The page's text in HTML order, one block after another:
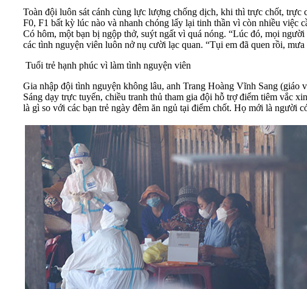
Toàn đội luôn sát cánh cùng lực lượng chống dịch, khi thì trực chốt, trực
F0, F1 bất kỳ lúc nào và nhanh chóng lấy lại tinh thần vì còn nhiều việc
Có hôm, một bạn bị ngộp thở, suýt ngất vì quá nóng. “Lúc đó, mọi
các tình nguyện viên luôn nở nụ cười lạc quan. “Tụi em đã quen rồi,
Tuổi trẻ hạnh phúc vì làm tình nguyện viên
Gia nhập đội tình nguyện không lâu, anh Trang Hoàng Vĩnh Sang
Sáng dạy trực tuyến, chiều tranh thủ tham gia đội hỗ trợ điểm tiêm vắc
là gì so với các bạn trẻ ngày đêm ăn ngủ tại điểm chốt. Họ mới là người